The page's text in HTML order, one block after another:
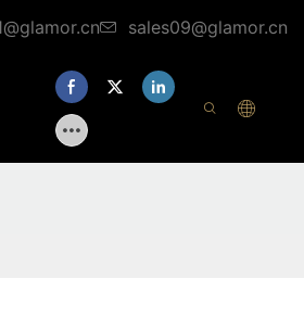
sales09@glamor.cn